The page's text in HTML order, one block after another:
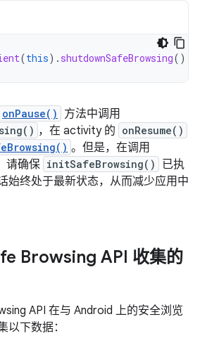
(this). shutdownSafeBrowsing()
onPause() 方法中调用
，在 activity 的 onResume()
。但是，在调用
请确保 initSafeBrowsing()
已执
始终处于最新状态，从而减少应用中
Browsing API 收集的
API 在与 Android 上的安全浏览
以下数据：